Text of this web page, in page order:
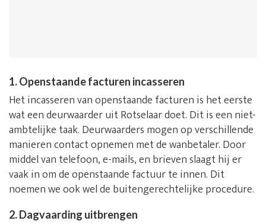
1. Openstaande facturen incasseren
Het incasseren van openstaande facturen is het eerste
wat een deurwaarder uit Rotselaar doet. Dit is een niet-
ambtelijke taak. Deurwaarders mogen op verschillende
manieren contact opnemen met de wanbetaler. Door
middel van telefoon, e-mails, en brieven slaagt hij er
vaak in om de openstaande factuur te innen. Dit
noemen we ook wel de buitengerechtelijke procedure.
2. Dagvaarding uitbrengen